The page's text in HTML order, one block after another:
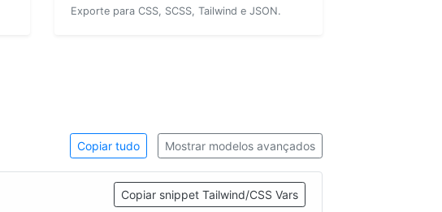
Exporte para CSS, SCSS, Tailwind e JSON.
Copiar tudo Mostrar modelos avançados
Copiar snippet Tailwind/CSS Vars